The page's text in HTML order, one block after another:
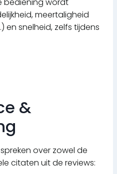
bediening wordt
meertaligheid
en snelheid, zelfs tijdens
&
over zowel de
citaten uit de reviews: